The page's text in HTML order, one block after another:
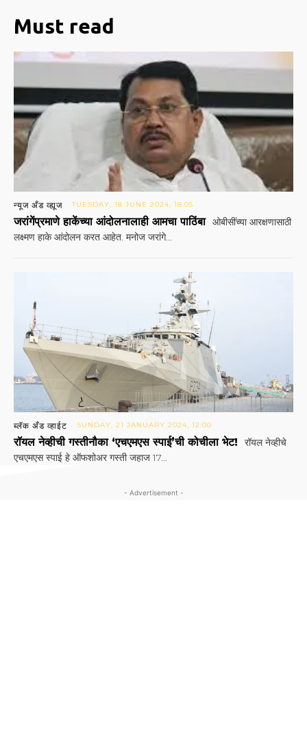
Must read
न्यूज अँड व्ह्यूज TUESDAY, 18 JUNE 2024, 18:05
जरांगेंप्रमाणे हाकेंच्या आंदोलनालाही आमचा पाठिंबा ओबीसींच्या आरक्षणासाठी
लक्ष्मण हाके आंदोलन करत आहेत. मनोज जरांगे...
ब्लॅक अँड व्हाईट SUNDAY, 21 JANUARY 2024, 12:00
रॉयल नेव्हीची गस्तीनौका ‘एचएमएस स्पाई’ची कोचीला भेट!
रॉयल नेव्हीचे
एचएमएस स्पाई हे ऑफशोअर गस्ती जहाज 17...
- Advertisement -